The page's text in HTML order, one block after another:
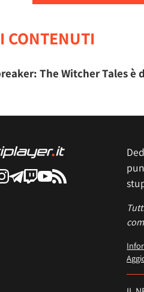
CONTENUTI
The Witcher Tales è